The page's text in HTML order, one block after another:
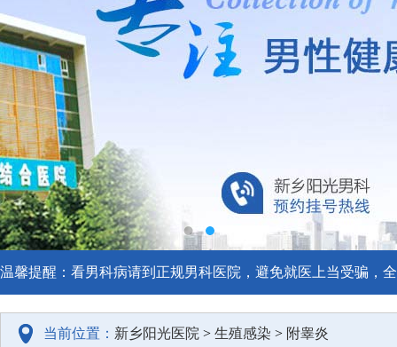
温馨提醒：看男科病请到正规男科医院，避免就医上当受骗，
当前位置： 新乡阳光医院 > 生殖感染 > 附睾炎